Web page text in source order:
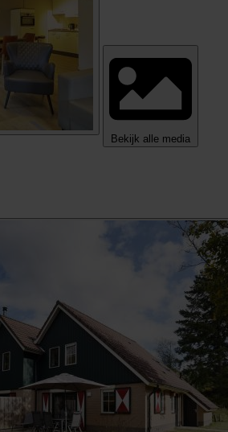
Bekijk alle media